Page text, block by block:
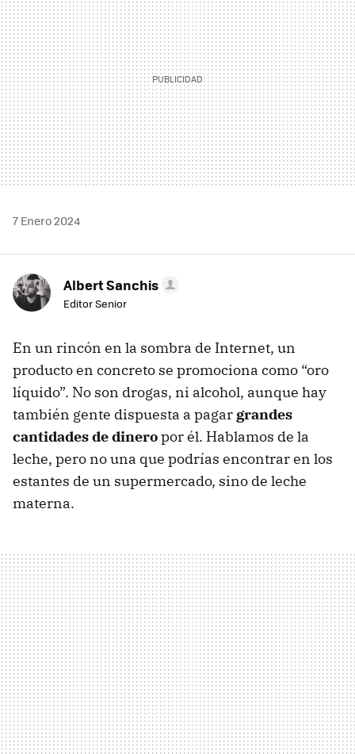
7 Enero 2024
Albert Sanchis
Editor Senior
En un rincón en la sombra de Internet, un
producto en concreto se promociona como “oro
líquido”. No son drogas, ni alcohol, aunque hay
también gente dispuesta a pagar grandes
cantidades de dineropor él. Hablamos de la
leche, pero no una que podrías encontrar en los
estantes de un supermercado, sino de leche
materna.